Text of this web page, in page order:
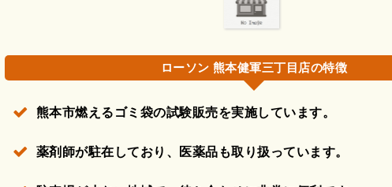
ローソン 熊本健軍三丁目店の特徴
熊本市燃えるゴミ袋の試験販売を実施しています。
薬剤師が駐在しており、医薬品も取り扱っています。